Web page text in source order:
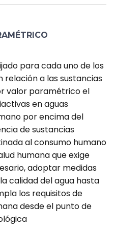
para cada uno de los
a las sustancias
valor paramétrico el
en aguas
por encima del
de sustancias
al consumo humano
humana que exige
adoptar medidas
calidad del agua hasta
los requisitos de
desde el punto de